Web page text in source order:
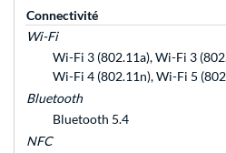
Connectivité
Wi-Fi
Wi-Fi 3 (802.11a), Wi-Fi 3
Wi-Fi 4 (802.11n), Wi-Fi 5
Bluetooth
Bluetooth 5.4
NFC